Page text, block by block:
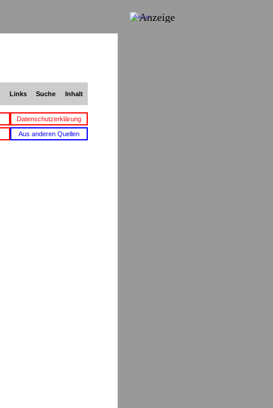
Links Suche Inhalt
Datenschutzerklärung
Aus anderen Quellen
Anzeige